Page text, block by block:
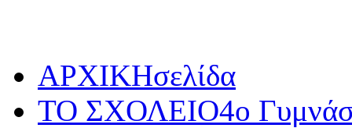
ΑΡΧΙΚΗσελίδα
ΤΟ ΣΧΟΛΕΙΟ4ο